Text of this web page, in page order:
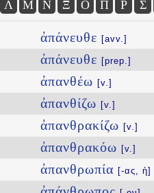
Λ Μ Ν Ξ Ο Π Ρ Σ
ἀπάνευθε [avv.]
ἀπάνευθε [prep.]
ἀπανθέω [v.]
ἀπανθίζω [v.]
ἀπανθρακίζω [v.]
ἀπανθρακόω [v.]
ἀπανθρωπία [-ας, ἡ]